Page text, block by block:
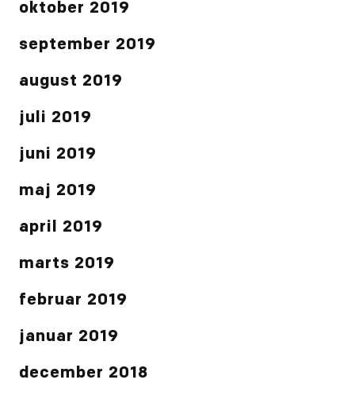
oktober 2019
september 2019
august 2019
juli 2019
juni 2019
maj 2019
april 2019
marts 2019
februar 2019
januar 2019
december 2018